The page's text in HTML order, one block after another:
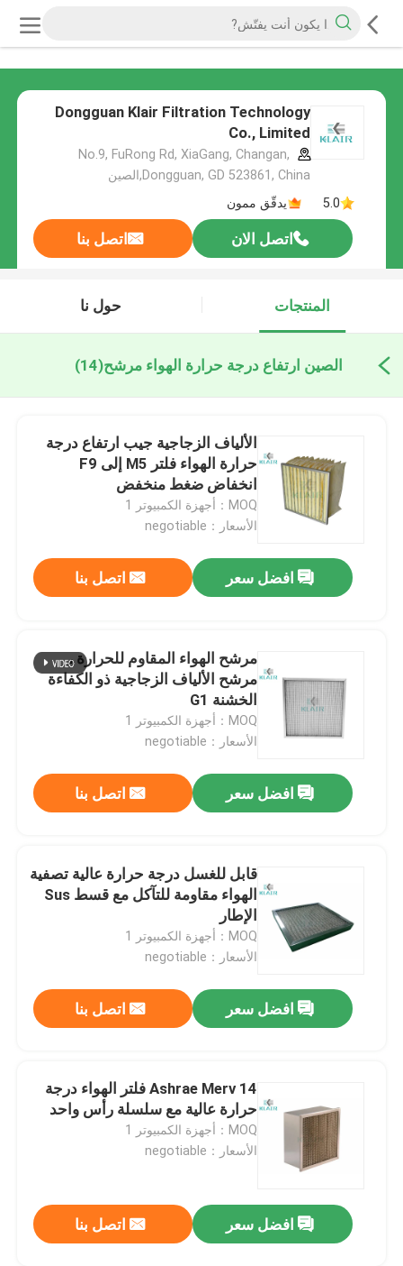
Dongguan Klair Filtration Technology
Co., Limited
No.9, FuRong Rd, XiaGang, Changan,
Dongguan, GD 523861, China,الصين
5.0
يدقّق ممون
اتصل الان اتصل بنا
المنتجات حول نا
الصين ارتفاع درجة حرارة الهواء مرشح(14)
الألياف الزجاجية جيب ارتفاع درجة
حرارة الهواء فلتر M5 إلى F9
انخفاض ضغط منخفض
MOQ：أجهزة الكمبيوتر 1
الأسعار：negotiable
افضل سعر اتصل بنا
مرشح الهواء المقاوم للحرارة ،
مرشح الألياف الزجاجية ذو الكفاءة
الخشنة G1
MOQ：أجهزة الكمبيوتر 1
الأسعار：negotiable
افضل سعر اتصل بنا
قابل للغسل درجة حرارة عالية تصفية
الهواء مقاومة للتآكل مع قسط Sus
الإطار
MOQ：أجهزة الكمبيوتر 1
الأسعار：negotiable
افضل سعر اتصل بنا
Ashrae Merv 14 فلتر الهواء درجة
حرارة عالية مع سلسلة رأس واحد
MOQ：أجهزة الكمبيوتر 1
الأسعار：negotiable
افضل سعر اتصل بنا